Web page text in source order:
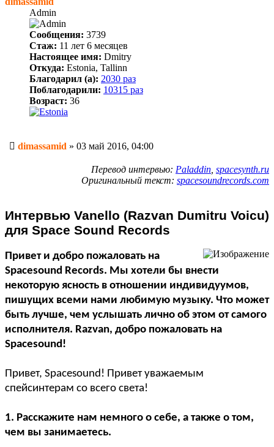
Admin
Сообщения: 3739
Стаж: 11 лет 6 месяцев
Настоящее имя: Dmitry
Откуда: Estonia, Tallinn
Благодарил (а): 2030 раз
Поблагодарили: 10315 раз
Возраст: 36
Сообщение
dimassamid » 03 май 2016, 04:00
Перевод интервью: Paladdin spacesynth.ru
Оригинальный текст: spacesoundrecords.com
Интервью Vanello (Razvan Dumitru Voicu)
для Space Sound Records
Привет и добро пожаловать на
Spacesound Records. Мы хотели бы внести
некоторую ясность в отношении индивидуумов,
пишущих всеми нами любимую музыку. Что может
быть лучше, чем услышать лично об этом от самого
исполнителя. Razvan, добро пожаловать на
Spacesound!
Привет, Spacesound! Привет уважаемым
спейсинтерам со всего света!
1. Расскажите нам немного о себе, а также о том,
чем вы занимаетесь.